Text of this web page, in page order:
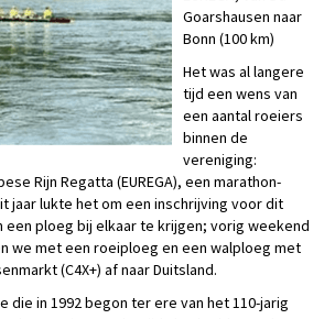
Goarshausen naar
Bonn (100 km)
Het was al langere
tijd een wens van
een aantal roeiers
binnen de
vereniging:
Rijn Regatta (EUREGA), een marathon-
jaar lukte het om een inschrijving voor dit
ploeg bij elkaar te krijgen; vorig weekend
we met een roeiploeg en een walploeg met
(C4X+) af naar Duitsland.
die in 1992 begon ter ere van het 110-jarig